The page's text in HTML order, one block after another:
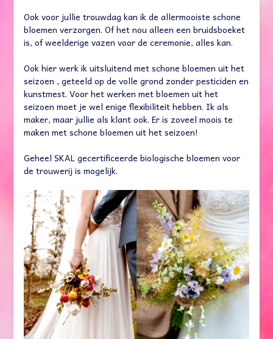
Ook voor jullie trouwdag kan ik de allermooiste schone
bloemen verzorgen. Of het nou alleen een bruidsboeket
is, of weelderige vazen voor de ceremonie, alles kan.
Ook hier werk ik uitsluitend met schone bloemen uit het
seizoen , geteeld op de volle grond zonder pesticiden en
kunstmest. Voor het werken met bloemen uit het
seizoen moet je wel enige flexibiliteit hebben. Ik als
maker, maar jullie als klant ook. Er is zoveel moois te
maken met schone bloemen uit het seizoen!
Geheel SKAL gecertificeerde biologische bloemen voor
de trouwerij is mogelijk.